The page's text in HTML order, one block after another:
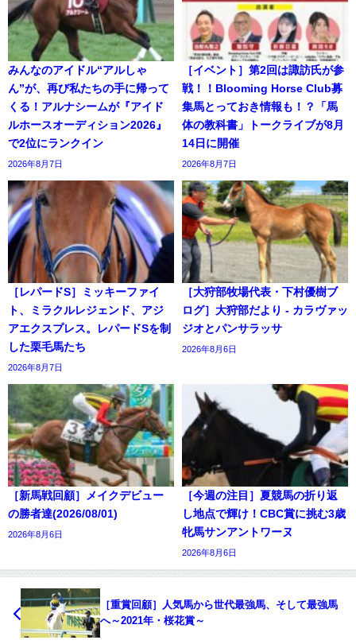
みんなのアイドル“アルしゃ
ん”が、再び私たちの手に帰って
くる！アルナシームが『アイド
ルホースオーディション2026』
で2位にランクイン
2026年8月7日
［イベント］第2回は諏訪氏が参
戦！！Blooming Horse Club募
集馬とっておき情報も！？「馬
体の教科書」トークライブが8月
14日に開催
2026年8月7日
［レパードS］ミッキーファイ
ト、ミラクルレジェンド、アジ
アエクスプレス。レパードSを制
した栗毛馬たち
2026年8月7日
［大狩部牧場代表・下村優樹ブ
ログ］大狩部だより - カラヴァッ
ジオとパンサラッサ
2026年8月6日
［新馬戦回顧］メイクデビュー
の勝者達(2026/08/01)
2026年8月6日
［今週の注目］夏競馬の折り返
し地点で輝け！CBC賞に挑む3歳
牝馬サンアントワーヌ
2026年8月6日
［重賞回顧］人気馬から世代最強馬、そして最強馬
へ～2021年・桜花賞～